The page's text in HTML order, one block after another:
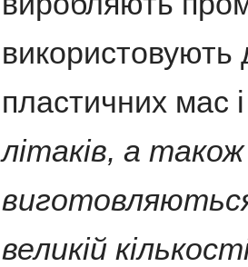
використовують
пластичних мас
літаків, а також
великій